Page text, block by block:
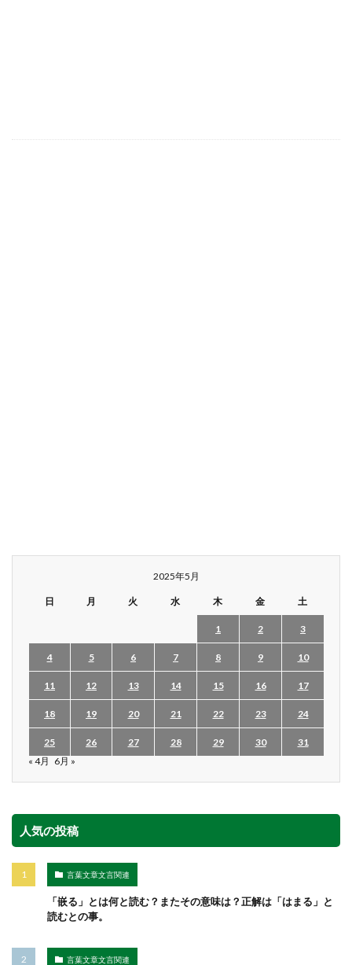
2025年5月
日 月 火 水 木 金 土
1 2 3
4 5 6 7 8 9 10
11 12 13 14 15 16 17
18 19 20 21 22 23 24
25 26 27 28 29 30
31
« 4月 6月 »
人気の投稿
言葉文章文言関連
「嵌る」とは何と読む？またその意味は？正解は「はまる」と
読むとの事。
言葉文章文言関連